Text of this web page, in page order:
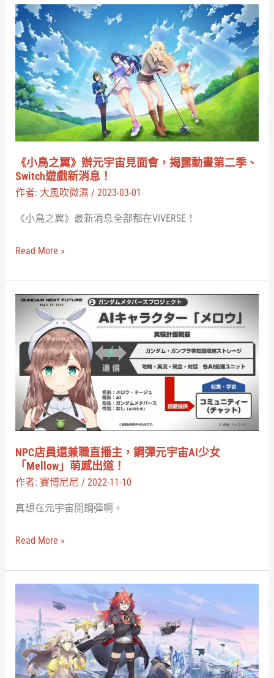
把
組
好
的
模
型
掃
進
宇
《小鳥之翼》辦元宇宙見面會，揭露動畫第二季、
Switch遊戲新消息！
作者: 大風吹微濕 / 2023-03-01
《小鳥之翼》最新消息全部都在VIVERSE！
《小
鳥
之
翼》
辦
元
宇
宙
見
面
會，
露
第
二
Switch
遊
戲
消
息！
Read More »
NPC店員還兼職直播主，鋼彈元宇宙AI少女
「Mellow」萌感出道！
作者: 賽博尼尼 / 2022-11-10
真想在元宇宙開鋼彈啊。
NPC
兼
直
播
鋼
彈
宇
少
女
「Mellow」
萌
感
出
道！
Read More »
我
也